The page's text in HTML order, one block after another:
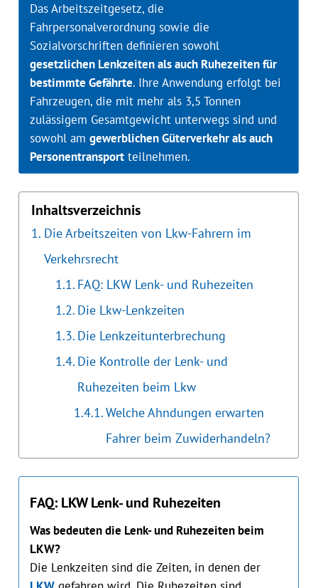
Das Arbeitszeitgesetz, die
Fahrpersonalverordnung sowie die
Sozialvorschriften definieren sowohl
gesetzlichen Lenkzeiten als auch Ruhezeiten für
bestimmte Gefährte. Ihre Anwendung erfolgt bei
Fahrzeugen, die mit mehr als 3,5 Tonnen
zulässigem Gesamtgewicht unterwegs sind und
sowohl am gewerblichen Güterverkehr als auch
Personentransportteilnehmen.
Inhaltsverzeichnis
Die Arbeitszeiten von Lkw-Fahrern im
Verkehrsrecht
FAQ: LKW Lenk- und Ruhezeiten
Die Lkw-Lenkzeiten
Die Lenkzeitunterbrechung
Die Kontrolle der Lenk- und
Ruhezeiten beim Lkw
Welche Ahndungen erwarten
Fahrer beim Zuwiderhandeln?
FAQ: LKW Lenk- und Ruhezeiten
Was bedeuten die Lenk- und Ruhezeiten beim
LKW?
Die Lenkzeiten sind die Zeiten, in denen der